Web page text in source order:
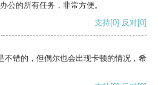
公的所有任务，非常方便。
支持[0] 反对[0]
不错的，但偶尔也会出现卡顿的情况，希